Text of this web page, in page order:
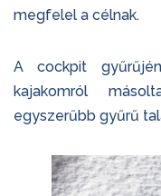
megfelel a célnak.
A cockpit
kajakomról
egyszerűbb gyűrű